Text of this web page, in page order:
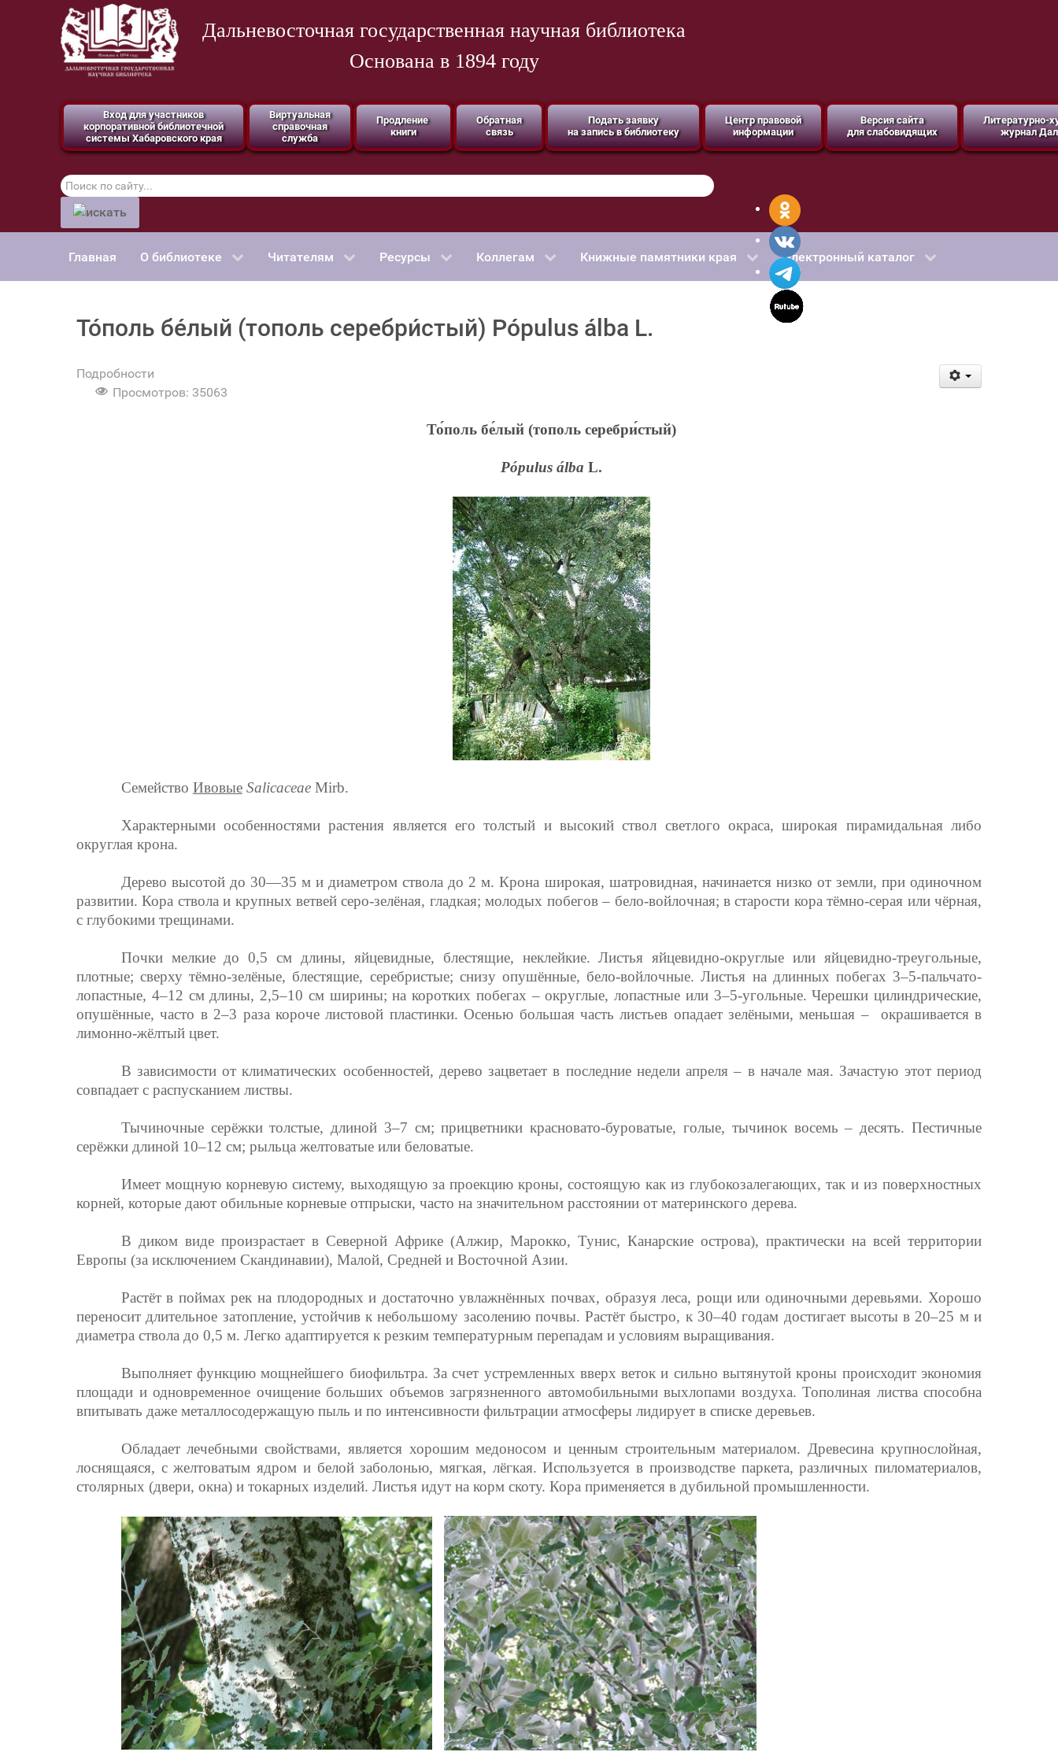
Дальневосточная государственная научная библиотека
Основана в 1894 году
Вход для участников
корпоративной библиотечной
системы Хабаровского края
Виртуальная
справочная
служба
Продление
книги
Обратная
связь
Подать заявку
на запись в библиотеку
Центр правовой
информации
Версия сайта
для слабовидящих
Литературно-
журнал
Поиск
по
сайту
Главная О библиотеке Читателям Ресурсы Коллегам Книжные памятники края Электронный каталог
То́поль бе́лый (тополь серебри́стый) Pópulus álba L.
Подробности
Просмотров: 35063
То́поль бе́лый(тополь серебри́стый)
Pópulus álba L.
Семейство Ивовые SalicaceaeMirb.
Характерными особенностями растения является его толстый и высокий ствол светлого окраса, широкая пирамидальная либо
округлая крона.
Дерево высотой до 30—35 м и диаметром ствола до 2 м. Крона широкая, шатровидная, начинается низко от земли, при одиночном
развитии. Кора ствола и крупных ветвей серо-зелёная, гладкая; молодых побегов – бело-войлочная; в старости кора тёмно-серая или чёрная,
с глубокими трещинами.
Почки мелкие до 0,5 см длины, яйцевидные, блестящие, неклейкие. Листья яйцевидно-округлые или яйцевидно-треугольные,
плотные; сверху тёмно-зелёные, блестящие, серебристые; снизу опушённые, бело-войлочные. Листья на длинных побегах 3–5-пальчато-
лопастные, 4–12 см длины, 2,5–10 см ширины; на коротких побегах – округлые, лопастные или 3–5-угольные. Черешки цилиндрические,
опушённые, часто в 2–3 раза короче листовой пластинки. Осенью большая часть листьев опадает зелёными, меньшая – окрашивается в
лимонно-жёлтый цвет.
В зависимости от климатических особенностей, дерево зацветает в последние недели апреля – в начале мая. Зачастую этот период
совпадает с распусканием листвы.
Тычиночные серёжки толстые, длиной 3–7 см; прицветники красновато-буроватые, голые, тычинок восемь – десять. Пестичные
серёжки длиной 10–12 см; рыльца желтоватые или беловатые.
Имеет мощную корневую систему, выходящую за проекцию кроны, состоящую как из глубокозалегающих, так и из поверхностных
корней, которые дают обильные корневые отпрыски, часто на значительном расстоянии от материнского дерева.
В диком виде произрастает в Северной Африке (Алжир, Марокко, Тунис, Канарские острова), практически на всей территории
Европы (за исключением Скандинавии), Малой, Средней и Восточной Азии.
Растёт в поймах рек на плодородных и достаточно увлажнённых почвах, образуя леса, рощи или одиночными деревьями. Хорошо
переносит длительное затопление, устойчив к небольшому засолению почвы. Растёт быстро, к 30–40 годам достигает высоты в 20–25 м и
диаметра ствола до 0,5 м. Легко адаптируется к резким температурным перепадам и условиям выращивания.
Выполняет функцию мощнейшего биофильтра. За счет устремленных вверх веток и сильно вытянутой кроны происходит экономия
площади и одновременное очищение больших объемов загрязненного автомобильными выхлопами воздуха. Тополиная листва способна
впитывать даже металлосодержащую пыль и по интенсивности фильтрации атмосферы лидирует в списке деревьев.
Обладает лечебными свойствами, является хорошим медоносом и ценным строительным материалом. Древесина крупнослойная,
лоснящаяся, с желтоватым ядром и белой заболонью, мягкая, лёгкая. Используется в производстве паркета, различных пиломатериалов,
столярных (двери, окна) и токарных изделий. Листья идут на корм скоту. Кора применяется в дубильной промышленности.